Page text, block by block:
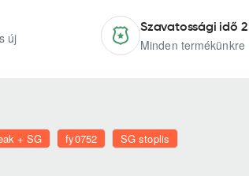
új
Szavatossági idő 2
Minden termékünkre
+ SG fy0752 SG stoplis